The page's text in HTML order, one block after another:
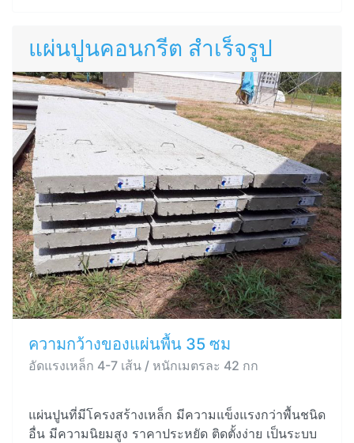
แผ่นปูนคอนกรีต สำเร็จรูป
ความกว้างของแผ่นพื้น 35 ซม
อัดแรงเหล็ก 4-7 เส้น / หนักเมตรละ 42 กก
แผ่นปูนที่มีโครงสร้างเหล็ก มีความแข็งแรงกว่าพื้นชนิด
อื่น มีความนิยมสูง ราคาประหยัด ติดตั้งง่าย เป็นระบบ